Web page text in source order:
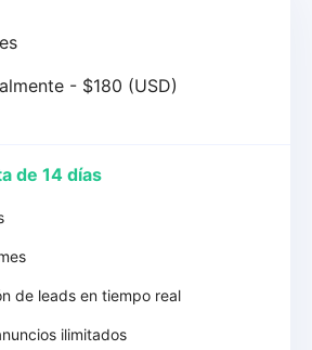
- $180 (USD)
de 14 días
de leads en tiempo real
ilimitados